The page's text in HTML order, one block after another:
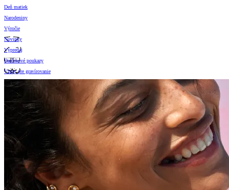
Deň matiek
Narodeniny
Výročie
Novinky
Výpredaj
Darčekové poukazy
Vzory pre gravírovanie